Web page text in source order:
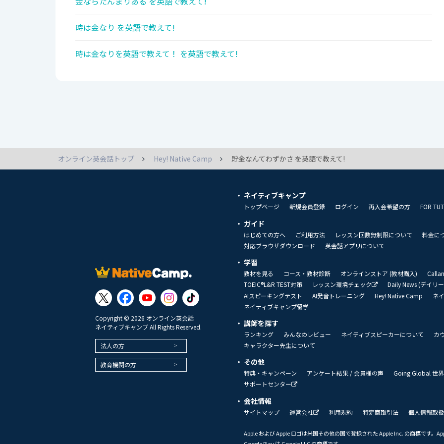
時は金なり を英語で教えて!
時は金なりを英語で教えて！ を英語で教えて!
オンライン英会話トップ Hey! Native Camp 貯金なんてわずかさ を英語で教えて!
Copyright © 2026 オンライン英会話
ネイティブキャンプ All Rights Reserved.
法人の方
教育機関の方
ネイティブキャンプ
トップページ 新規会員登録 ログイン 再入会希望の方 FOR
ガイド
はじめての方へ ご利用方法 レッスン回数無制限について
料金に
対応ブラウザダウンロード
英会話アプリについて
学習
教材を見る コース・教材診断 オンラインストア (教材購入)
TOEIC®L&R TEST対策
レッスン環境チェック
Daily News (デイリ
AIスピーキングテスト
AI発音トレーニング Hey! Native Camp
ネ
ネイティブキャンプ留学
講師を探す
ランキング みんなのレビュー ネイティブスピーカーについて
カ
キャラクター先生について
その他
特典・キャンペーン アンケート結果 / 会員様の声
Going Global 世
サポートセンター
会社情報
サイトマップ 運営会社 利用規約 特定商取引法 個人情報取
Apple および Apple ロゴは米国その他の国で登録された Apple Inc. の商標です。